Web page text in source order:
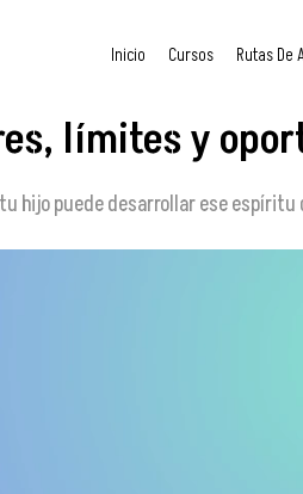
Inicio Cursos Rutas De
límites y
hijo puede desarrollar ese espíritu